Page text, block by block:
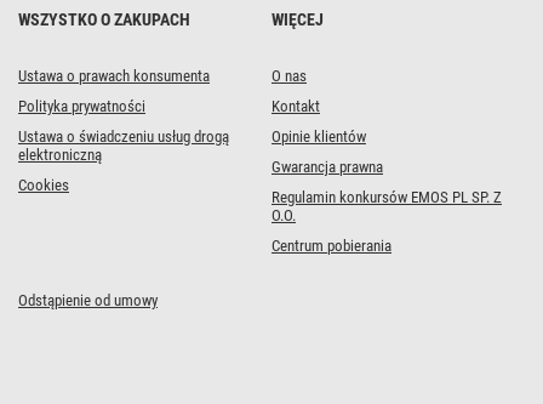
WSZYSTKO O ZAKUPACH
Ustawa o prawach konsumenta
Polityka prywatności
Ustawa o świadczeniu usług drogą
elektroniczną
Cookies
WIĘCEJ
O nas
Kontakt
Opinie klientów
Gwarancja prawna
Regulamin konkursów EMOS PL SP. Z
O.O.
Centrum pobierania
Odstąpienie od umowy